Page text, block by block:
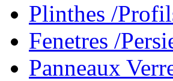
Plinthes /
Fenetres /
Panneaux